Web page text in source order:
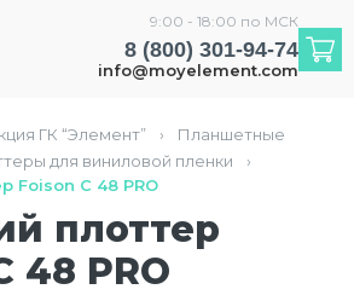
9:00 - 18:00 по МСК
8 (800) 301-94-74
info@moyelement.com
ГК “Элемент” ›
Планшетные
для виниловой пленки
›
Foison C 48 PRO
плоттер
48 PRO